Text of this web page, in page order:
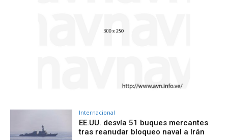
Internacional
EE.UU. desvía 51 buques mercantes
tras reanudar bloqueo naval a Irán